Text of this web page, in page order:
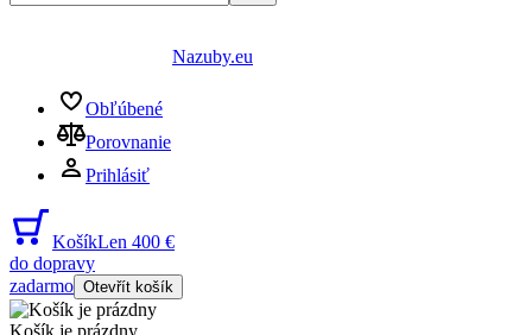
Nazuby.eu
Obľúbené
Porovnanie
Prihlásiť
KošíkLen 400 €
do dopravy
zadarmo Otevřít košík
Košík je prázdny...